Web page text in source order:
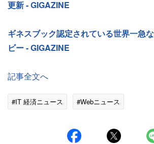
更新 - GIGAZINE
ギネスブック認定されている世界一急
ビー - GIGAZINE
記事全文へ
#IT 経済ニュース #Webニュース